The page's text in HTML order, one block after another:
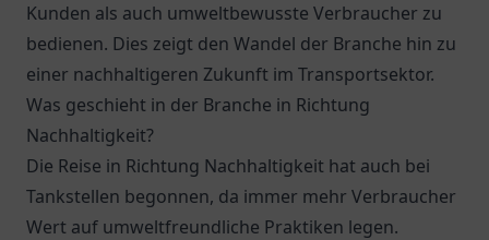
Kunden als auch umweltbewusste Verbraucher zu
bedienen. Dies zeigt den Wandel der Branche hin zu
einer nachhaltigeren Zukunft im Transportsektor.
Was geschieht in der Branche in Richtung
Nachhaltigkeit?
Die Reise in Richtung Nachhaltigkeit hat auch bei
Tankstellen begonnen, da immer mehr Verbraucher
Wert auf umweltfreundliche Praktiken legen.